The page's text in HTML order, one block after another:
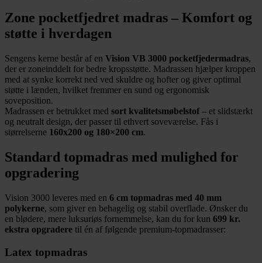
Zone pocketfjedret madras – Komfort og
støtte i hverdagen
Sengens kerne består af en Vision VB 3000 pocketfjedermadras,
der er zoneinddelt for bedre kropsstøtte. Madrassen hjælper kroppen
med at synke korrekt ned ved skuldre og hofter og giver optimal
støtte i lænden, hvilket fremmer en sund og ergonomisk
soveposition.
Madrassen er betrukket med sort kvalitetsmøbelstof– et slidstærkt
og neutralt design, der passer til ethvert soveværelse. Fås i
størrelserne 160x200 og 180×200 cm.
Standard topmadras med mulighed for
opgradering
Vision 3000 leveres med en 6 cm topmadras med 40 mm
polykerne, som giver en behagelig og stabil overflade. Ønsker du
en blødere, mere luksuriøs fornemmelse, kan du for kun 699 kr.
ekstra opgradere til én af følgende premium-topmadrasser:
Latex topmadras